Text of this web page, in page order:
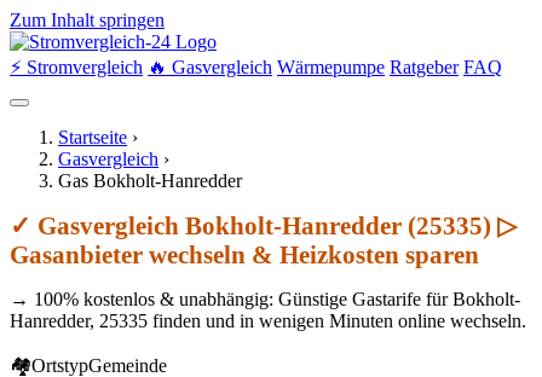
Zum Inhalt springen
⚡ Stromvergleich 🔥 Gasvergleich Wärmepumpe Ratgeber FAQ
Startseite ›
Gasvergleich ›
Gas Bokholt-Hanredder
✓ Gasvergleich Bokholt-Hanredder (25335) ▷
Gasanbieter wechseln & Heizkosten sparen
→ 100% kostenlos & unabhängig: Günstige Gastarife für Bokholt-
Hanredder, 25335 finden und in wenigen Minuten online wechseln.
🏘OrtstypGemeinde